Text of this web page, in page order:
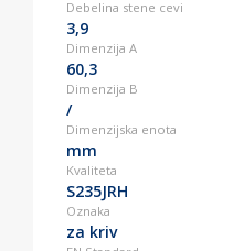
Debelina stene cevi
3,9
Dimenzija A
60,3
Dimenzija B
/
Dimenzijska enota
mm
Kvaliteta
S235JRH
Oznaka
za kriv